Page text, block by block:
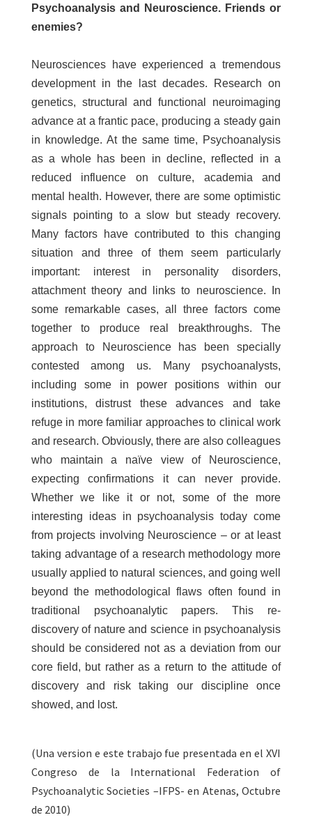
Psychoanalysis and Neuroscience. Friends or
enemies?
Neurosciences have experienced a tremendous
development in the last decades. Research on
genetics, structural and functional neuroimaging
advance at a frantic pace, producing a steady gain
in knowledge. At the same time, Psychoanalysis
as a whole has been in decline, reflected in a
reduced influence on culture, academia and
mental health. However, there are some optimistic
signals pointing to a slow but steady recovery.
Many factors have contributed to this changing
situation and three of them seem particularly
important: interest in personality disorders,
attachment theory and links to neuroscience. In
some remarkable cases, all three factors come
together to produce real breakthroughs. The
approach to Neuroscience has been specially
contested among us. Many psychoanalysts,
including some in power positions within our
institutions, distrust these advances and take
refuge in more familiar approaches to clinical work
and research. Obviously, there are also colleagues
who maintain a naïve view of Neuroscience,
expecting confirmations it can never provide.
Whether we like it or not, some of the more
interesting ideas in psychoanalysis today come
from projects involving Neuroscience – or at least
taking advantage of a research methodology more
usually applied to natural sciences, and going well
beyond the methodological flaws often found in
traditional psychoanalytic papers. This re-
discovery of nature and science in psychoanalysis
should be considered not as a deviation from our
core field, but rather as a return to the attitude of
discovery and risk taking our discipline once
showed, and lost.
(Una version e este trabajo fue presentada en el XVI
Congreso de la International Federation of
Psychoanalytic Societies –IFPS- en Atenas, Octubre
de 2010)